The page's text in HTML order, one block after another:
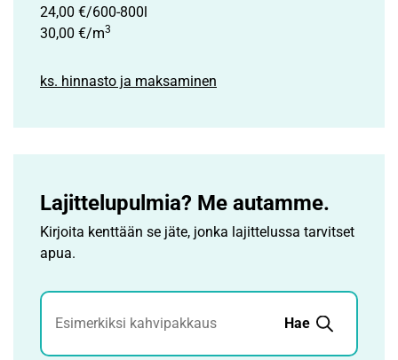
24,00 €/600-800l
30,00 €/m3
ks. hinnasto ja maksaminen
Lajittelupulmia? Me autamme.
Kirjoita kenttään se jäte, jonka lajittelussa tarvitset
apua.
Jätehaku
Hae